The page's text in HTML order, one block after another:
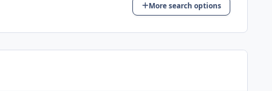
More search options